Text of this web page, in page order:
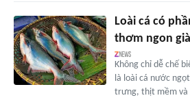
Loài cá có
thơm ngon
Không chỉ dễ chế
là loài cá nước
trưng, thịt mềm và